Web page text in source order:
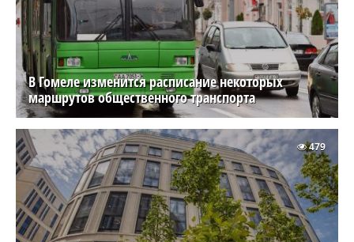
В Гомеле изменится расписание некоторых
маршрутов общественного транспорта
479